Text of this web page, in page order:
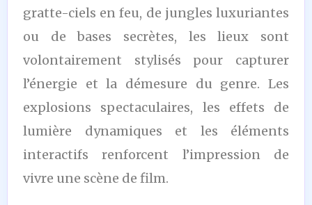
gratte-ciels en feu, de jungles luxuriantes
ou de bases secrètes, les lieux sont
volontairement stylisés pour capturer
l’énergie et la démesure du genre. Les
explosions spectaculaires, les effets de
lumière dynamiques et les éléments
interactifs renforcent l’impression de
vivre une scène de film.